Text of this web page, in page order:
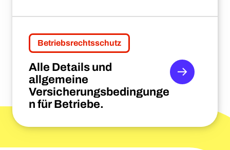
Betriebsrechtsschutz
Alle Details und
allgemeine
Versicherungsbedingunge
n für Betriebe.